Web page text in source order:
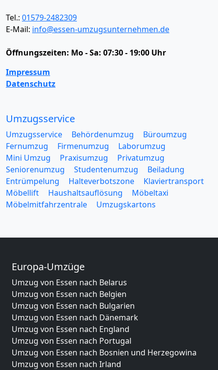
Tel.: 01579-2482309
E-Mail: info@essen-umzugsunternehmen.de
Öffnungszeiten: Mo - Sa: 07:30 - 19:00 Uhr
Impressum
Datenschutz
Umzugsservice
Umzugsservice Behördenumzug
Büroumzug
Fernumzug
Firmenumzug
Laborumzug
Mini Umzug
Praxisumzug
Privatumzug
Seniorenumzug
Studentenumzug
Beiladung
Entrümpelung
Halteverbotszone
Klaviertransport
Möbellift
Haushaltsauflösung
Möbeltaxi
Möbelmitfahrzentrale
Umzugskartons
Europa-Umzüge
Umzug von Essen nach Belarus
Umzug von Essen nach Belgien
Umzug von Essen nach Bulgarien
Umzug von Essen nach Dänemark
Umzug von Essen nach England
Umzug von Essen nach Portugal
Umzug von Essen nach Bosnien und Herzegowina
Umzug von Essen nach Irland